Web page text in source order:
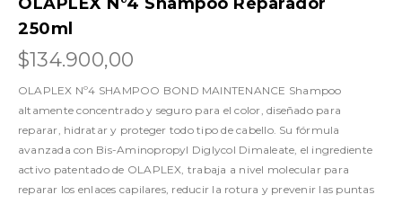
250ml
$134.900,00
OLAPLEX Nº4 SHAMPOO BOND MAINTENANCE Shampoo
altamente concentrado y seguro para el color, diseñado para
reparar, hidratar y proteger todo tipo de cabello. Su fórmula
avanzada con Bis-Aminopropyl Diglycol Dimaleate, el ingrediente
activo patentado de OLAPLEX, trabaja a nivel molecular para
reparar los enlaces capilares, reducir la rotura y prevenir las puntas